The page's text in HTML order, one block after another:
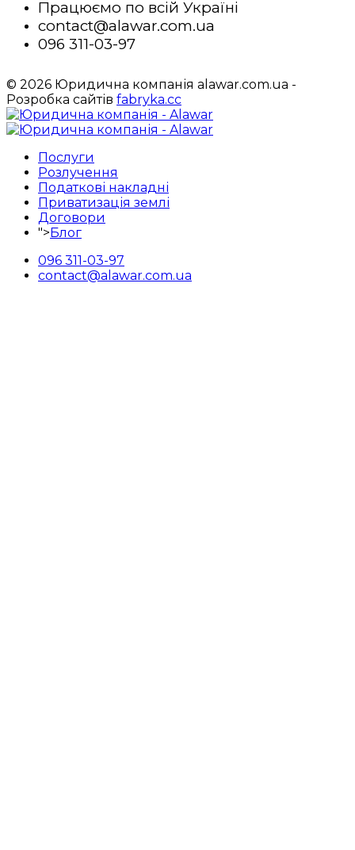
Працюємо по всій Україні
contact@alawar.com.ua
096 311-03-97
© 2026 Юридична компанія alawar.com.ua -
Розробка сайтів fabryka.cc
Послуги
Розлучення
Податкові накладні
Приватизація землі
Договори
">Блог
096 311-03-97
contact@alawar.com.ua